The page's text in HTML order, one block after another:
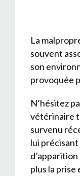
La
souvent
son
provoquée
N’hésitez
vétérinaire
survenu
lui
plus la prise